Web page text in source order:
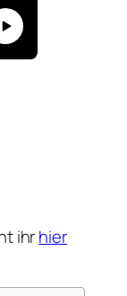
ihrhier